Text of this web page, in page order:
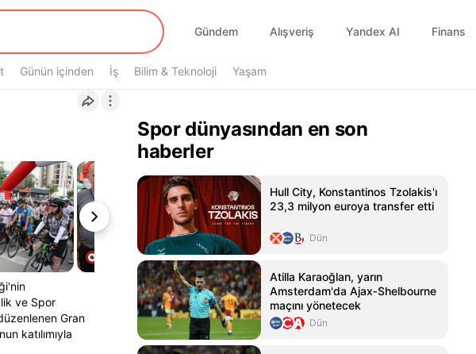
Gündem Alışveriş Yandex AI Finans
Günün içinden İş Bilim & Teknoloji Yaşam
ve Spor
Gran
katılımıyla
Spor dünyasından en son
haberler
Hull City, Konstantinos Tzolakis'ı
23,3 milyon euroya transfer etti
Dün
Atilla Karaoğlan, yarın
Amsterdam'da Ajax‑Shelbourne
maçını yönetecek
Dün